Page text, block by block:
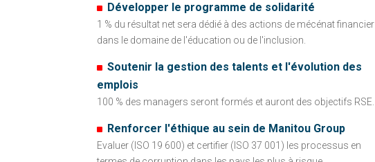
Développer le programme de solidarité
1 % du résultat net sera dédié à des actions de mécénat financier
dans le domaine de l'éducation ou de l'inclusion.
Soutenir la gestion des talents et l'évolution des
emplois
100 % des managers seront formés et auront des objectifs RSE.
Renforcer l'éthique au sein de Manitou Group
Evaluer (ISO 19 600) et certifier (ISO 37 001) les processus en